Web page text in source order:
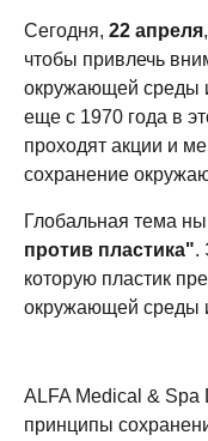
Сегодня, 22 апреля
чтобы привлечь
окружающей среды
еще с 1970 года в
проходят акции и
сохранение
Глобальная тема
против пластика".
которую пластик
окружающей среды
ALFA Medical & Spa
принципы